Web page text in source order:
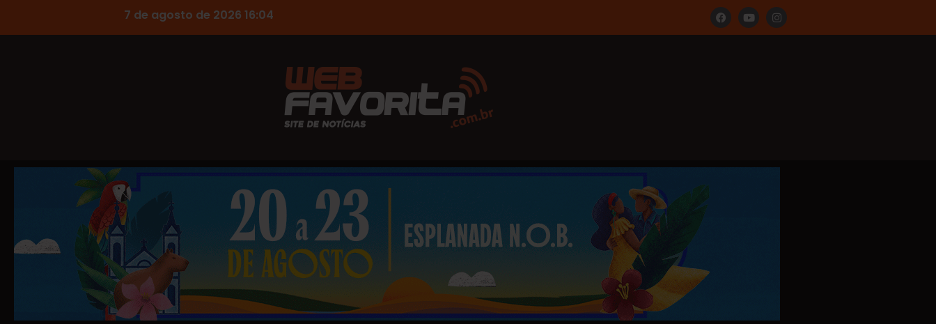
7 de agosto de 2026 16:04